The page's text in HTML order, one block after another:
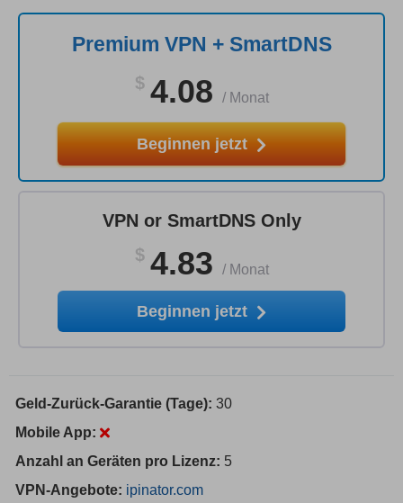
Premium VPN + SmartDNS
$ 4.08 / Monat
Beginnen jetzt
VPN or SmartDNS Only
$ 4.83 / Monat
Beginnen jetzt
Geld-Zurück-Garantie (Tage): 30
Mobile App:
Anzahl an Geräten pro Lizenz: 5
VPN-Angebote: ipinator.com